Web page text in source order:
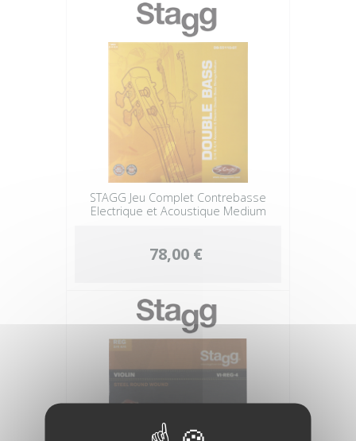
STAGG Jeu Complet Contrebasse
Electrique et Acoustique Medium
78,00 €